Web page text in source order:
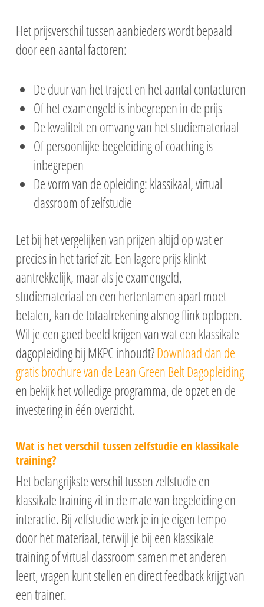
Het prijsverschil tussen aanbieders wordt bepaald
door een aantal factoren:
De duur van het traject en het aantal contacturen
Of het examengeld is inbegrepen in de prijs
De kwaliteit en omvang van het studiemateriaal
Of persoonlijke begeleiding of coaching is
inbegrepen
De vorm van de opleiding: klassikaal, virtual
classroom of zelfstudie
Let bij het vergelijken van prijzen altijd op wat er
precies in het tarief zit. Een lagere prijs klinkt
aantrekkelijk, maar als je examengeld,
studiemateriaal en een hertentamen apart moet
betalen, kan de totaalrekening alsnog flink oplopen.
Wil je een goed beeld krijgen van wat een klassikale
dagopleiding bij MKPC inhoudt?Download dan de
gratis brochure van de Lean Green Belt Dagopleiding
en bekijk het volledige programma, de opzet en de
investering in één overzicht.
Wat is het verschil tussen zelfstudie en klassikale
training?
Het belangrijkste verschil tussen zelfstudie en
klassikale training zit in de mate van begeleiding en
interactie. Bij zelfstudie werk je in je eigen tempo
door het materiaal, terwijl je bij een klassikale
training of virtual classroom samen met anderen
leert, vragen kunt stellen en direct feedback krijgt van
een trainer.